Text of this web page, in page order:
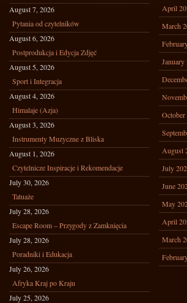
August 7, 2026
Pytania od czytelników
August 6, 2026
Postprodukcja i Edycja Zdjęć
August 5, 2026
Sport i Integracja
August 4, 2026
Himalaje (Azja)
August 3, 2026
Instrumenty Muzyczne z Bliska
August 1, 2026
Czytelnicze Inspiracje i Rekomendacje
July 30, 2026
Tatuaże
July 28, 2026
Escape Room – Przygody z Zamknięcia
July 28, 2026
Poradniki i Edukacja
July 26, 2026
Afryka Kraj po Kraju
July 25, 2026
April
March
January
October
August
July
June
May
April
March